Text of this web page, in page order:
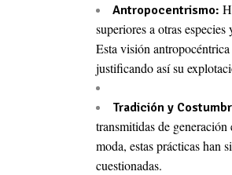
Antropocentrismo:
superiores a otras
Esta visión
justificando así su
Tradición y
transmitidas de
moda, estas prácticas han
cuestionadas.